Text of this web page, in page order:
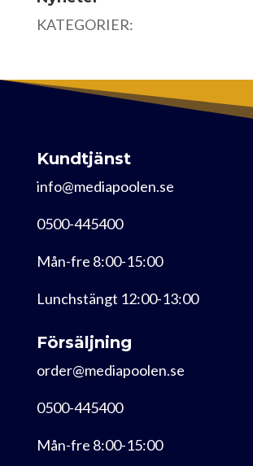
KATEGORIER:
Kundtjänst
info@mediapoolen.se
0500-445400
Mån-fre 8:00-15:00
Lunchstängt 12:00-13:00
Försäljning
order@mediapoolen.se
0500-445400
Mån-fre 8:00-15:00